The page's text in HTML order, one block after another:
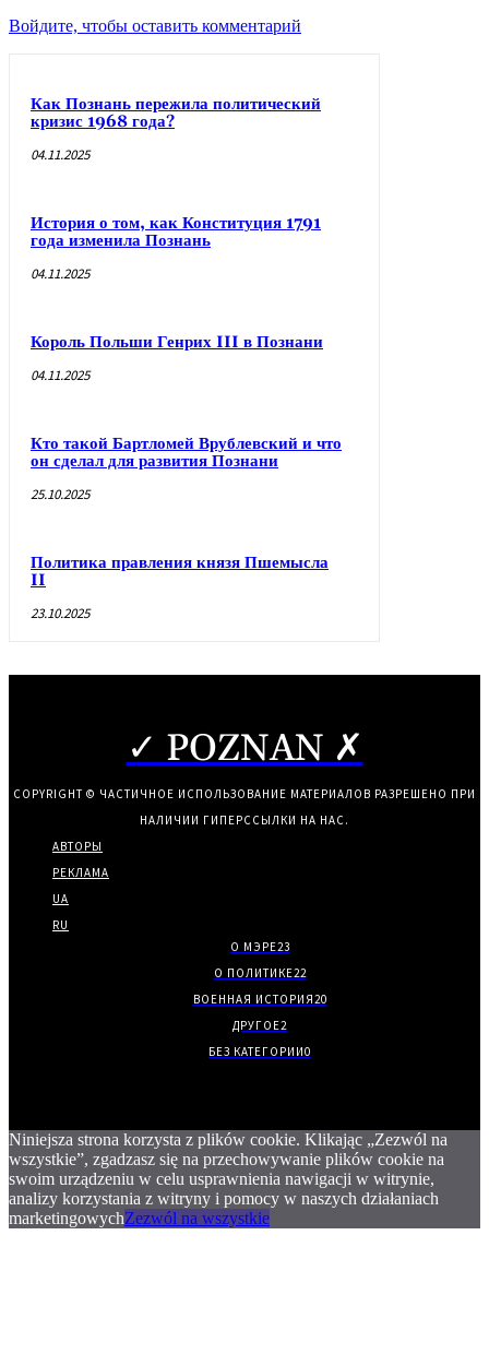
Войдите, чтобы оставить комментарий
Как Познань пережила политический
кризис 1968 года?
04.11.2025
История о том, как Конституция 1791
года изменила Познань
04.11.2025
Король Польши Генрих III в Познани
04.11.2025
Кто такой Бартломей Врублевский и что
он сделал для развития Познани
25.10.2025
Политика правления князя Пшемысла
II
23.10.2025
✓ POZNAN ✗
COPYRIGHT © ЧАСТИЧНОЕ ИСПОЛЬЗОВАНИЕ МАТЕРИАЛОВ РАЗРЕШЕНО ПРИ
НАЛИЧИИ ГИПЕРССЫЛКИ НА НАС.
АВТОРЫ
РЕКЛАМА
UA
RU
О МЭРЕ23
О ПОЛИТИКЕ22
ВОЕННАЯ ИСТОРИЯ20
ДРУГОЕ2
БЕЗ КАТЕГОРИИ0
Niniejsza strona korzysta z plików cookie. Klikając „Zezwól na
wszystkie”, zgadzasz się na przechowywanie plików cookie na
swoim urządzeniu w celu usprawnienia nawigacji w witrynie,
analizy korzystania z witryny i pomocy w naszych działaniach
marketingowychZezwól na wszystkie